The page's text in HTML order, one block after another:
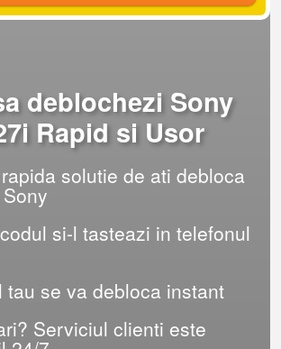
deblochezi Sony
Rapid si Usor
solutie de ati debloca
si-l tasteazi in telefonul
tau se va debloca instant
Serviciul clienti este